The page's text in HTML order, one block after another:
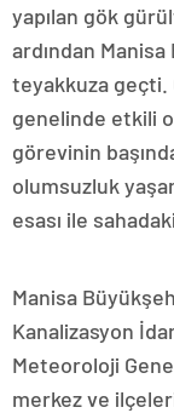
yapılan gök
ardından
teyakkuza geçti.
genelinde etkili
görevinin
olumsuzluk
esası ile
Manisa
Kanalizasyon
Meteoroloji
merkez ve